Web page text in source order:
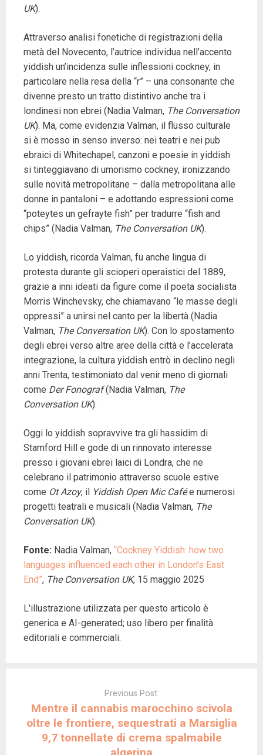
UK).
Attraverso analisi fonetiche di registrazioni della
metà del Novecento, l’autrice individua nell’accento
yiddish un’incidenza sulle inflessioni cockney, in
particolare nella resa della “r” – una consonante che
divenne presto un tratto distintivo anche tra i
londinesi non ebrei (Nadia Valman, The Conversation
UK). Ma, come evidenzia Valman, il flusso culturale
si è mosso in senso inverso: nei teatri e nei pub
ebraici di Whitechapel, canzoni e poesie in yiddish
si tinteggiavano di umorismo cockney, ironizzando
sulle novità metropolitane – dalla metropolitana alle
donne in pantaloni – e adottando espressioni come
“poteytes un gefrayte fish” per tradurre “fish and
chips” (Nadia Valman, The Conversation UK).
Lo yiddish, ricorda Valman, fu anche lingua di
protesta durante gli scioperi operaistici del 1889,
grazie a inni ideati da figure come il poeta socialista
Morris Winchevsky, che chiamavano “le masse degli
oppressi” a unirsi nel canto per la libertà (Nadia
Valman, The Conversation UK). Con lo spostamento
degli ebrei verso altre aree della città e l’accelerata
integrazione, la cultura yiddish entrò in declino negli
anni Trenta, testimoniato dal venir meno di giornali
come Der Fonograf(Nadia Valman, The
Conversation UK).
Oggi lo yiddish sopravvive tra gli hassidim di
Stamford Hill e gode di un rinnovato interesse
presso i giovani ebrei laici di Londra, che ne
celebrano il patrimonio attraverso scuole estive
come Ot Azoy, il Yiddish Open Mic Cafée numerosi
progetti teatrali e musicali (Nadia Valman, The
Conversation UK).
Fonte: Nadia Valman, “Cockney Yiddish: how two
languages influenced each other in London’s East
End”, The Conversation UK, 15 maggio 2025
L'illustrazione utilizzata per questo articolo è
generica e AI-generated; uso libero per finalità
editoriali e commerciali.
Previous Post:
Mentre il cannabis marocchino scivola
oltre le frontiere, sequestrati a Marsiglia
9,7 tonnellate di crema spalmabile
algerina